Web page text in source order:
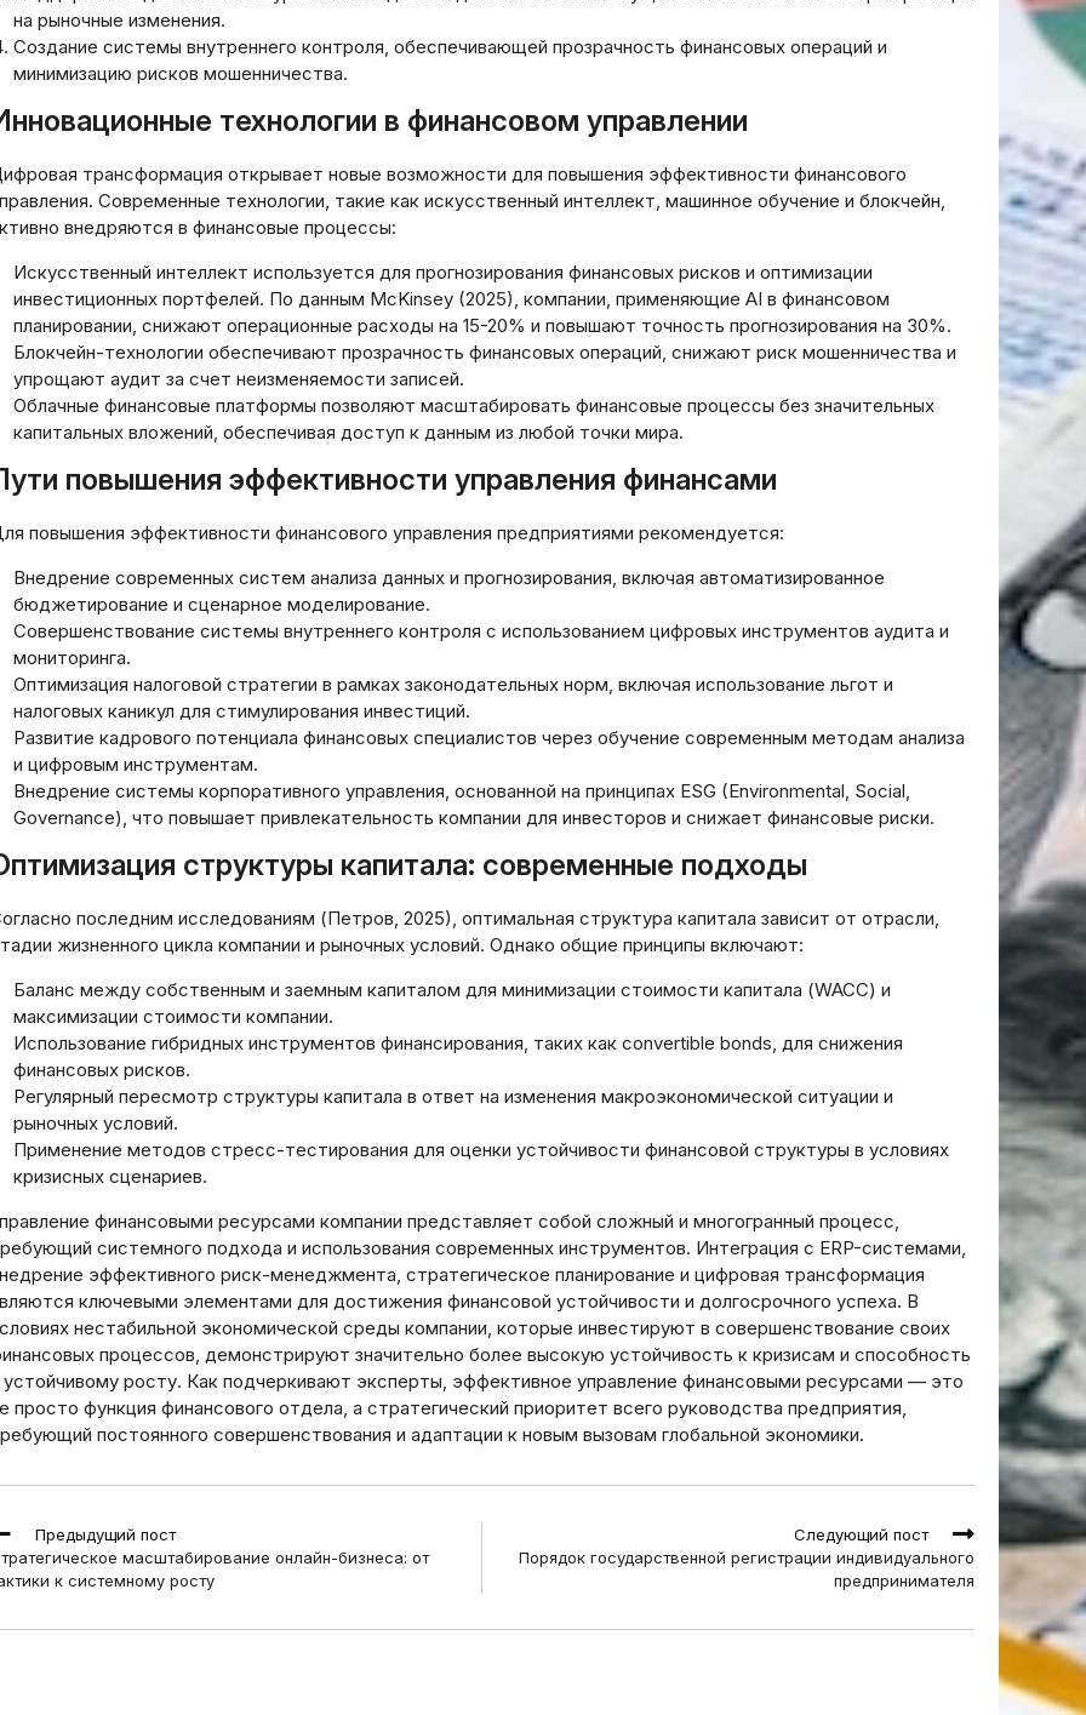
на рыночные изменения.
Создание системы внутреннего контроля, обеспечивающей прозрачность финансовых операций и
минимизацию рисков мошенничества.
технологии в финансовом управлении
трансформация открывает новые возможности для повышения эффективности финансового
Современные технологии, такие как искусственный интеллект, машинное обучение и блокчейн,
внедряются в финансовые процессы:
Искусственный интеллект используется для прогнозирования финансовых рисков и оптимизации
инвестиционных портфелей. По данным McKinsey (2025), компании, применяющие AI в финансовом
планировании, снижают операционные расходы на 15-20% и повышают точность прогнозирования на 30%.
Блокчейн-технологии обеспечивают прозрачность финансовых операций, снижают риск мошенничества и
упрощают аудит за счет неизменяемости записей.
Облачные финансовые платформы позволяют масштабировать финансовые процессы без значительных
капитальных вложений, обеспечивая доступ к данным из любой точки мира.
повышения эффективности управления финансами
повышения эффективности финансового управления предприятиями рекомендуется:
Внедрение современных систем анализа данных и прогнозирования, включая автоматизированное
бюджетирование и сценарное моделирование.
Совершенствование системы внутреннего контроля с использованием цифровых инструментов аудита и
мониторинга.
Оптимизация налоговой стратегии в рамках законодательных норм, включая использование льгот и
налоговых каникул для стимулирования инвестиций.
Развитие кадрового потенциала финансовых специалистов через обучение современным методам анализа
и цифровым инструментам.
Внедрение системы корпоративного управления, основанной на принципах ESG (Environmental, Social,
Governance), что повышает привлекательность компании для инвесторов и снижает финансовые риски.
структуры капитала: современные подходы
последним исследованиям (Петров, 2025), оптимальная структура капитала зависит от отрасли,
жизненного цикла компании и рыночных условий. Однако общие принципы включают:
Баланс между собственным и заемным капиталом для минимизации стоимости капитала (WACC) и
максимизации стоимости компании.
Использование гибридных инструментов финансирования, таких как convertible bonds, для снижения
финансовых рисков.
Регулярный пересмотр структуры капитала в ответ на изменения макроэкономической ситуации и
рыночных условий.
Применение методов стресс-тестирования для оценки устойчивости финансовой структуры в условиях
кризисных сценариев.
финансовыми ресурсами компании представляет собой сложный и многогранный процесс,
системного подхода и использования современных инструментов. Интеграция с ERP-системами,
эффективного риск-менеджмента, стратегическое планирование и цифровая трансформация
ключевыми элементами для достижения финансовой устойчивости и долгосрочного успеха. В
нестабильной экономической среды компании, которые инвестируют в совершенствование своих
процессов, демонстрируют значительно более высокую устойчивость к кризисам и способность
устойчивому росту. Как подчеркивают эксперты, эффективное управление финансовыми ресурсами — это
просто функция финансового отдела, а стратегический приоритет всего руководства предприятия,
постоянного совершенствования и адаптации к новым вызовам глобальной экономики.
Предыдущий пост
масштабирование онлайн-бизнеса: от
к системному росту
Следующий пост
Порядок государственной регистрации индивидуального
предпринимателя